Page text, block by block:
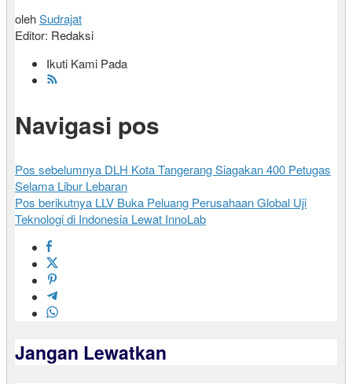
olehSudrajat
Editor: Redaksi
Ikuti Kami Pada
Navigasi pos
Pos sebelumnya DLH Kota Tangerang Siagakan 400 Petugas
Selama Libur Lebaran
Pos berikutnya LLV Buka Peluang Perusahaan Global Uji
Teknologi di Indonesia Lewat InnoLab
Jangan Lewatkan